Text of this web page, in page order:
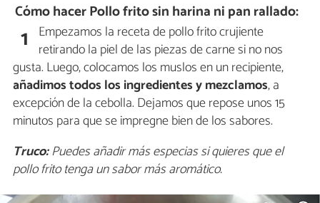
Cómo hacer Pollo frito sin harina ni pan rallado:
1 Empezamos la receta de pollo frito crujiente
retirando la piel de las piezas de carne si no nos
gusta. Luego, colocamos los muslos en un recipiente,
añadimos todos los ingredientes y mezclamos, a
excepción de la cebolla. Dejamos que repose unos 15
minutos para que se impregne bien de los sabores.
Truco:Puedes añadir más especias si quieres que el
pollo frito tenga un sabor más aromático.